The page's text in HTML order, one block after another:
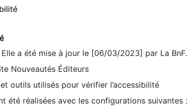
a été mise à jour le [06/03/2023] par La BnF.
Nouveautés Éditeurs
outils utilisés pour vérifier l’accessibilité
été réalisées avec les configurations suivantes :